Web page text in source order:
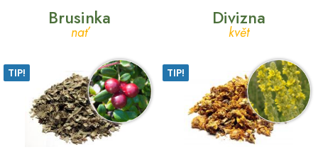
Brusinka
nať
TIP!
Divizna
květ
TIP!